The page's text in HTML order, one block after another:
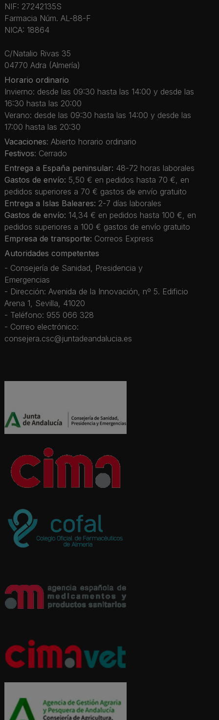
NIF: 27242135S
Farmacia Núm. AL-88-F
NICA: 18864
C/Natalio Rivas 35
04770 Adra (Almería)
Horario ordinario
Invierno: desde las 09:30 hasta las 14:00 y desde las
16:30 hasta las 20:00
Verano: desde las 09:30 hasta las 14:00 y desde las
17:00 hasta las 20:30
Vacaciones: Abierto horario ordinario
Festivos: Cerrado
Entrega a España peninsular: 48-72 horas laborales
Gastos de envío: 5,50 € en pedidos hasta 70 €, en
pedidos superiores a 70 € gastos de envío gratuito
Entrega a Islas Baleares: 2-7 días laborales
Gastos de envío: 14,34 € en pedidos hasta 100 €, en
pedidos superiores a 100 € gastos de envío gratuito
Empresa de transporte: Correos Express
Autoridades competentes
- Consejería de Sanidad, Presidencia y
Emergencias
- Dirección: Avenida de la Innovación, nº 5. Edificio
Arena 1, Sevilla, 41020
- Teléfono: 955 066 328
- Correo electrónico:
consejera.csc@juntadeandalucia.es